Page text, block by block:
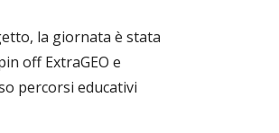
la giornata è stata
off ExtraGEO e
percorsi educativi